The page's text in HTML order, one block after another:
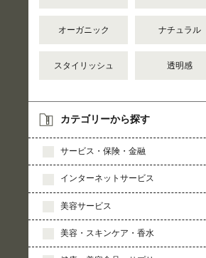
オーガニック ナチュラル
スタイリッシュ 透明感
カテゴリーから探す
サービス・保険・金融
インターネットサービス
美容サービス
美容・スキンケア・香水